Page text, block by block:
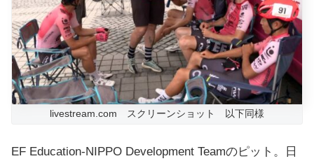
livestream.com スクリーンショット 以下同様
EF Education-NIPPO Development Teamのピット。日